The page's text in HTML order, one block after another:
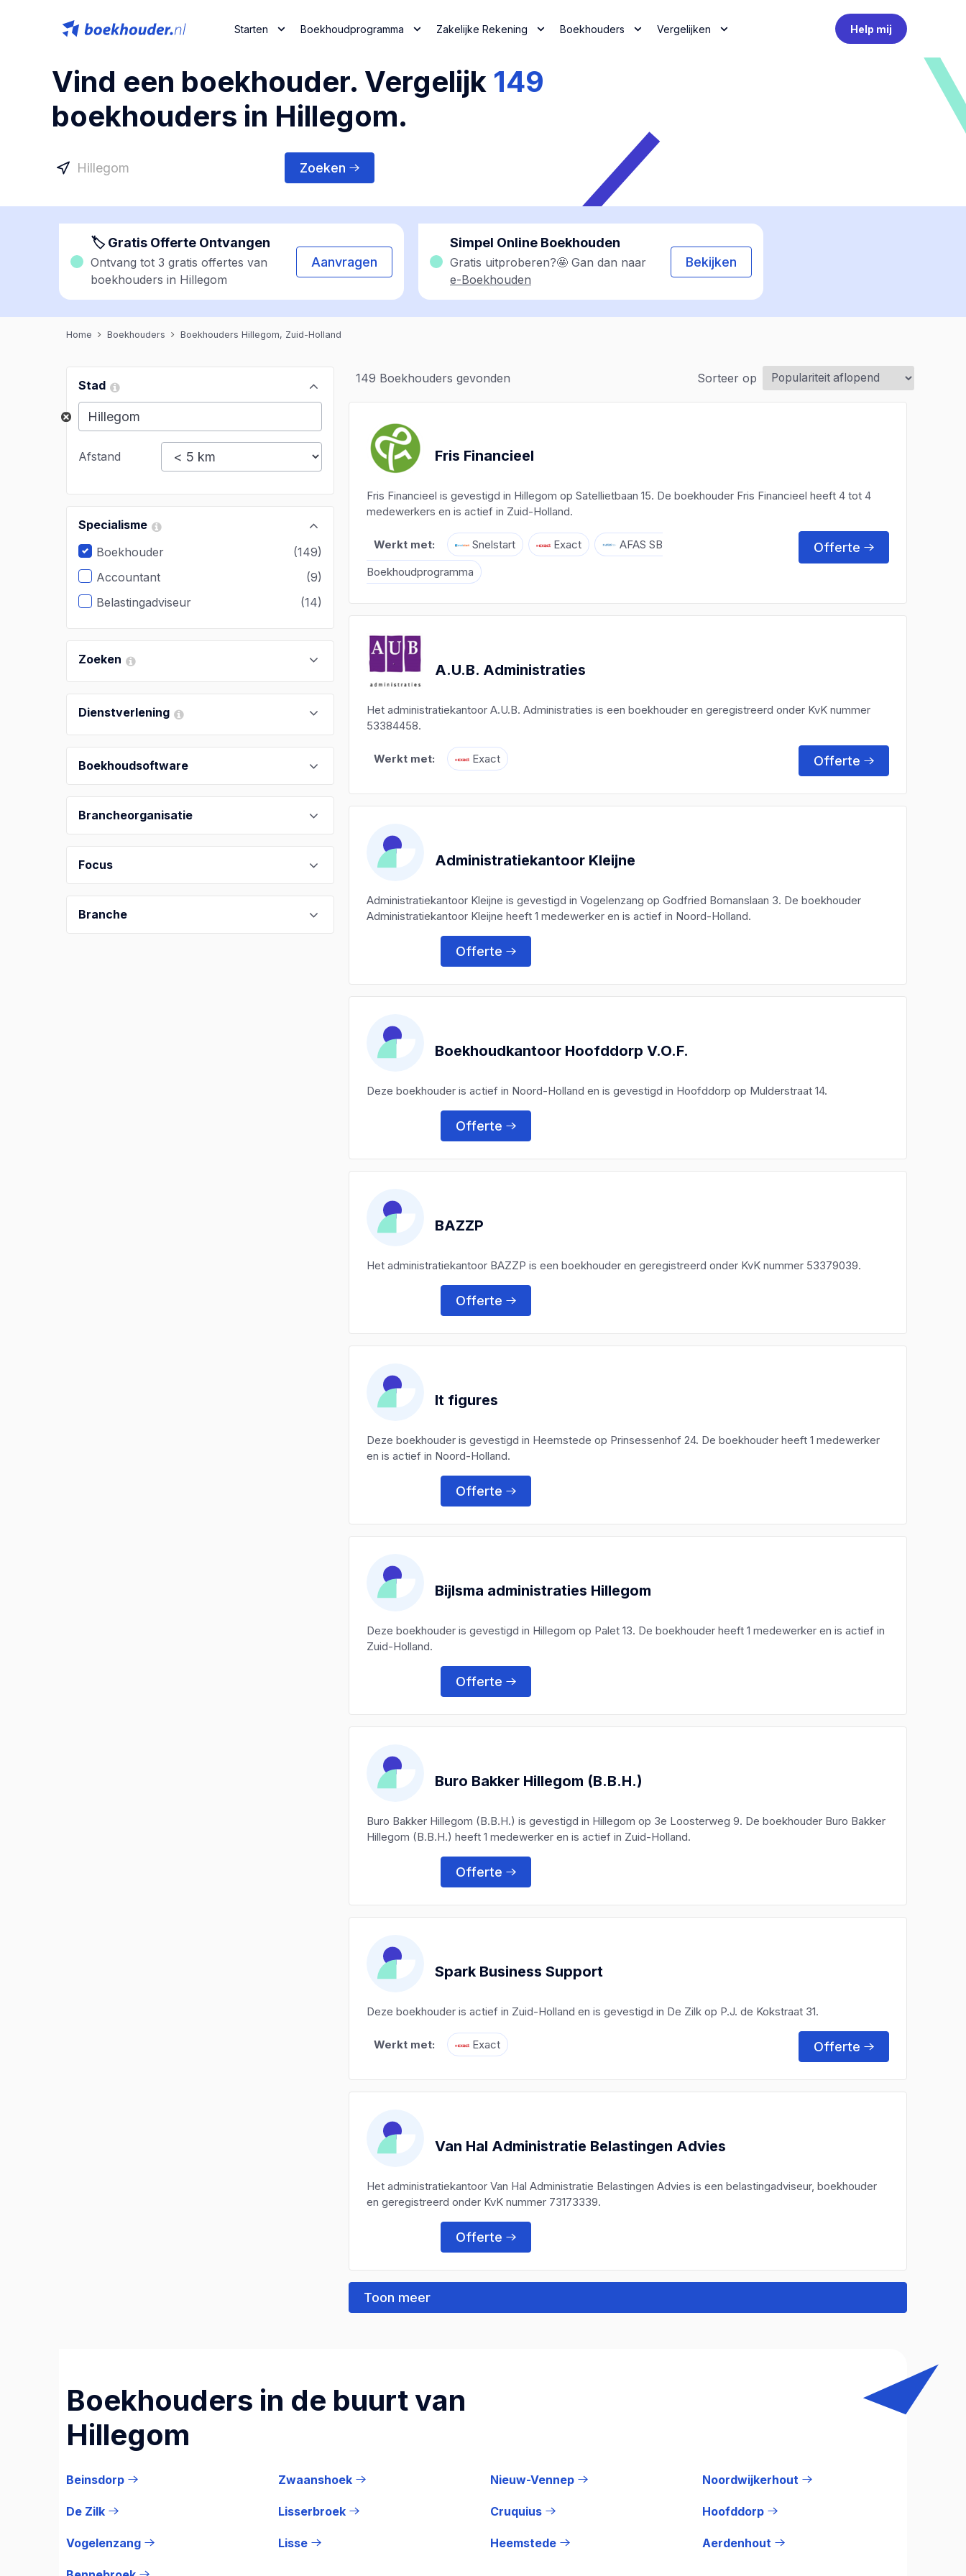
Starten Boekhoudprogramma Zakelijke Rekening Boekhouders Vergelijken Help mij
Vind een boekhouder. Vergelijk 149
boekhouders in Hillegom.
Zoeken
🏷 Gratis Offerte Ontvangen
Ontvang tot 3 gratis offertes van
boekhouders in Hillegom
Aanvragen
Simpel Online Boekhouden
Gratis uitproberen?🤩 Gan dan naar
e-Boekhouden
Bekijken
Home Boekhouders Boekhouders Hillegom, Zuid-Holland
Stad
Afstand
Specialisme
Boekhouder
(149)
Accountant
(9)
Belastingadviseur
(14)
Zoeken
Dienstverlening
Boekhoudsoftware
Brancheorganisatie
Focus
Branche
149 Boekhouders gevonden Sorteer op
Fris Financieel
Fris Financieel is gevestigd in Hillegom op Satellietbaan 15. De boekhouder Fris Financieel heeft 4 tot 4
medewerkers en is actief in Zuid-Holland.
Werkt met: Snelstart Exact
AFAS SB
Boekhoudprogramma
Offerte
A.U.B. Administraties
Het administratiekantoor A.U.B. Administraties is een boekhouder en geregistreerd onder KvK nummer
53384458.
Werkt met: Exact Offerte
Administratiekantoor Kleijne
Administratiekantoor Kleijne is gevestigd in Vogelenzang op Godfried Bomanslaan 3. De boekhouder
Administratiekantoor Kleijne heeft 1 medewerker en is actief in Noord-Holland.
Offerte
Boekhoudkantoor Hoofddorp V.O.F.
Deze boekhouder is actief in Noord-Holland en is gevestigd in Hoofddorp op Mulderstraat 14.
Offerte
BAZZP
Het administratiekantoor BAZZP is een boekhouder en geregistreerd onder KvK nummer 53379039.
Offerte
It figures
Deze boekhouder is gevestigd in Heemstede op Prinsessenhof 24. De boekhouder heeft 1 medewerker
en is actief in Noord-Holland.
Offerte
Bijlsma administraties Hillegom
Deze boekhouder is gevestigd in Hillegom op Palet 13. De boekhouder heeft 1 medewerker en is actief in
Zuid-Holland.
Offerte
Buro Bakker Hillegom (B.B.H.)
Buro Bakker Hillegom (B.B.H.) is gevestigd in Hillegom op 3e Loosterweg 9. De boekhouder Buro Bakker
Hillegom (B.B.H.) heeft 1 medewerker en is actief in Zuid-Holland.
Offerte
Spark Business Support
Deze boekhouder is actief in Zuid-Holland en is gevestigd in De Zilk op P.J. de Kokstraat 31.
Werkt met: Exact Offerte
Van Hal Administratie Belastingen Advies
Het administratiekantoor Van Hal Administratie Belastingen Advies is een belastingadviseur, boekhouder
en geregistreerd onder KvK nummer 73173339.
Offerte
Toon meer
Boekhouders in de buurt van
Hillegom
Beinsdorp
De Zilk
Vogelenzang
Zwaanshoek
Lisserbroek
Lisse
Nieuw-Vennep
Cruquius
Heemstede
Noordwijkerhout
Hoofddorp
Aerdenhout